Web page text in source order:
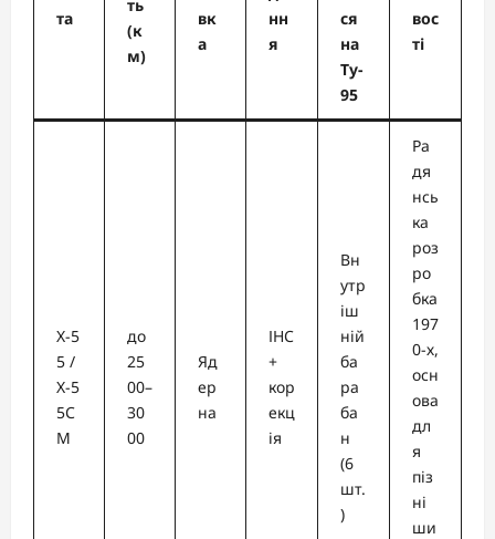
та
ть
(к
м)
вк
а
нн
я
ся
на
Ту-
95
вос
ті
Х-5
5 /
Х-5
5С
М
до
25
00–
30
00
Яд
ер
на
ІНС
+
кор
екц
ія
Вн
утр
іш
ній
ба
ра
ба
н
(6
шт.
)
Ра
дя
нсь
ка
роз
ро
бка
197
0-х,
осн
ова
дл
я
піз
ні
ши